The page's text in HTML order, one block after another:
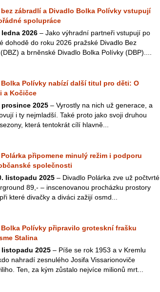
zábradlí a Divadlo Bolka Polívky vstupují
spolupráce
2026 – Jako výhradní partneři vstupují po
dohodě do roku 2026 pražské Divadlo Bez
a brněnské Divadlo Bolka Polívky (DBP)....
Bolka Polívky nabízí další titul pro děti: O
a Kočičce
prosince 2025 – Vyrostly na nich už generace, a
i ty nejmladší. Také proto jako svoji druhou
která tentokrát cílí hlavně...
připomene minulý režim i podporu
společnosti
listopadu 2025 – Divadlo Polárka zve už počtvrté
89,- – inscenovanou procházku prostory
které divačky a diváci zažijí osmd...
Polívky připravilo groteskní frašku
Stalina
listopadu 2025 – Píše se rok 1953 a v Kremlu
nahradí zesnulého Josifa Vissarionoviče
Ten, za kým zůstalo nejvíce milionů mrt...